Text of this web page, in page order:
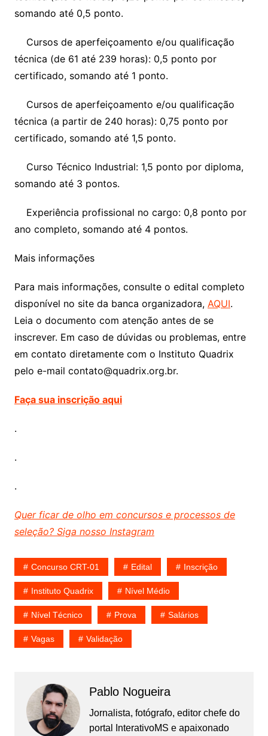
somando até 0,5 ponto.
Cursos de aperfeiçoamento e/ou qualificação
técnica (de 61 até 239 horas): 0,5 ponto por
certificado, somando até 1 ponto.
Cursos de aperfeiçoamento e/ou qualificação
técnica (a partir de 240 horas): 0,75 ponto por
certificado, somando até 1,5 ponto.
Curso Técnico Industrial: 1,5 ponto por diploma,
somando até 3 pontos.
Experiência profissional no cargo: 0,8 ponto por
ano completo, somando até 4 pontos.
Mais informações
Para mais informações, consulte o edital completo
disponível no site da banca organizadora, AQUI.
Leia o documento com atenção antes de se
inscrever. Em caso de dúvidas ou problemas, entre
em contato diretamente com o Instituto Quadrix
pelo e-mail contato@quadrix.org.br.
Faça sua inscrição aqui
.
.
.
Quer ficar de olho em concursos e processos de
seleção? Siga nosso Instagram
Concurso CRT-01 Edital Inscrição
Instituto Quadrix Nível Médio
Nível Técnico Prova Salários
Vagas Validação
Pablo Nogueira
Jornalista, fotógrafo, editor chefe do
portal InterativoMS e apaixonado